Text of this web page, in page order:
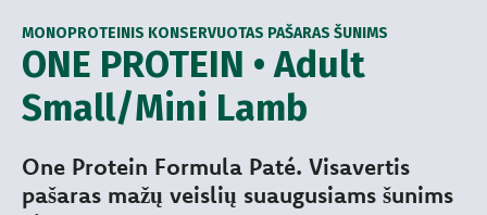
ONE PROTEIN • Adult
Small/Mini Lamb
MONOPROTEINIS KONSERVUOTAS PAŠARAS ŠUNIMS
One Protein Formula Paté. Visavertis
pašaras mažų veislių suaugusiams šunims